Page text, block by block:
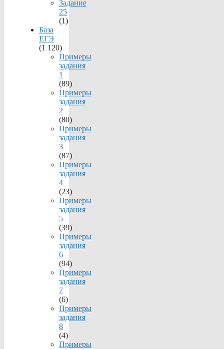
Задание
25
(1)
База
ЕГЭ
(1 120)
Примеры
задания
1
(89)
Примеры
задания
2
(80)
Примеры
задания
3
(87)
Примеры
задания
4
(23)
Примеры
задания
5
(39)
Примеры
задания
6
(94)
Примеры
задания
7
(6)
Примеры
задания
8
(4)
Примеры